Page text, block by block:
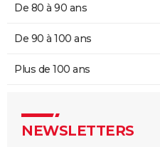
De 80 à 90 ans
De 90 à 100 ans
Plus de 100 ans
NEWSLETTERS